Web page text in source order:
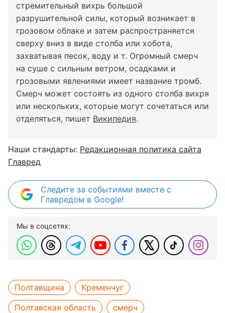
стремительный вихрь большой
разрушительной силы, который возникает в
грозовом облаке и затем распространяется
сверху вниз в виде столба или хобота,
захватывая песок, воду и т. Огромный смерч
на суше с сильным ветром, осадками и
грозовыми явлениями имеет название тромб.
Смерч может состоять из одного столба вихря
или нескольких, которые могут сочетаться или
отделяться, пишет Википедия.
Наши стандарты: Редакционная политика сайта
Главред
Следите за событиями вместе с
Главредом в Google!
Мы в соцсетях:
Полтавщина
Кременчуг
Полтавская область
смерч